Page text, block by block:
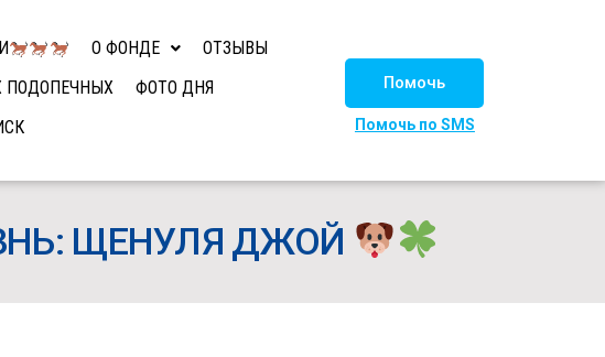
О ФОНДЕ
ОТЗЫВЫ
ФОТО ДНЯ
Помочь
Помочь по SMS
ЩЕНУЛЯ ДЖОЙ